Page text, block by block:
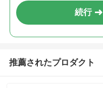
続行
推薦されたプロダクト